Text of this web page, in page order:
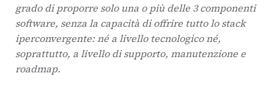
grado di proporre solo una o più delle 3 componenti
software, senza la capacità di offrire tutto lo stack
iperconvergente: né a livello tecnologico né,
soprattutto, a livello di supporto, manutenzione e
roadmap.